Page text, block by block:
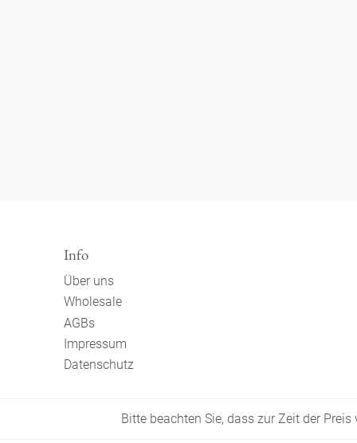
Info
Über uns
Wholesale
AGBs
Impressum
Datenschutz
Bitte beachten Sie, dass zur Zeit der